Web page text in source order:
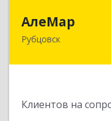
АлеМар
Рубцовск
Клиентов на